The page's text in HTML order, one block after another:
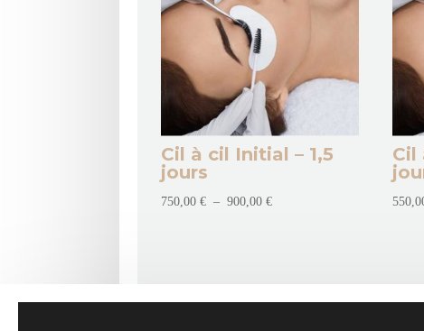
Cil à cil Initial – 1,5
jours
750,00 € – 900,00 €Plage
Cil